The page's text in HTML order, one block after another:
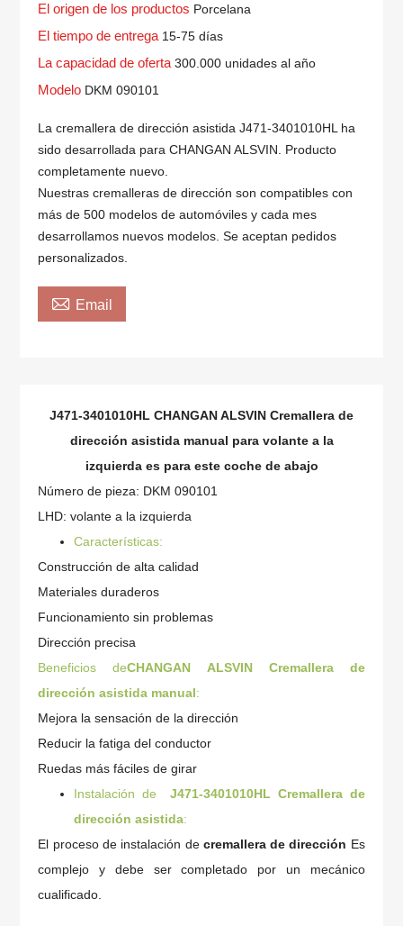
El origen de los productos Porcelana
El tiempo de entrega 15-75 días
La capacidad de oferta300.000 unidades al año
Modelo DKM 090101
La cremallera de dirección asistida J471-3401010HL ha
sido desarrollada para CHANGAN ALSVIN. Producto
completamente nuevo.
Nuestras cremalleras de dirección son compatibles con
más de 500 modelos de automóviles y cada mes
desarrollamos nuevos modelos. Se aceptan pedidos
personalizados.
 Email
J471-3401010HL CHANGAN ALSVIN Cremallera de
dirección asistida manual para volante a la
izquierdaes para este coche de abajo
Número de pieza: DKM 090101
LHD: volante a la izquierda
Características:
Construcción de alta calidad
Materiales duraderos
Funcionamiento sin problemas
Dirección precisa
Beneficios deCHANGAN ALSVIN Cremallera de
dirección asistida manual:
Mejora la sensación de la dirección
Reducir la fatiga del conductor
Ruedas más fáciles de girar
Instalación de
J471-3401010HL Cremallera de
dirección asistida:
El proceso de instalación de cremallera de dirección Es
complejo y debe ser completado por un mecánico
cualificado.